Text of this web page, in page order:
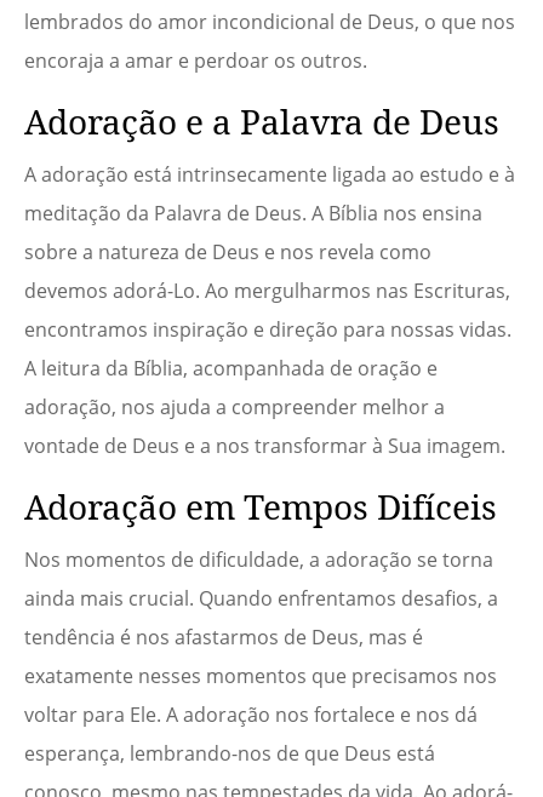
lembrados do amor incondicional de Deus, o que nos
encoraja a amar e perdoar os outros.
Adoração e a Palavra de Deus
A adoração está intrinsecamente ligada ao estudo e à
meditação da Palavra de Deus. A Bíblia nos ensina
sobre a natureza de Deus e nos revela como
devemos adorá-Lo. Ao mergulharmos nas Escrituras,
encontramos inspiração e direção para nossas vidas.
A leitura da Bíblia, acompanhada de oração e
adoração, nos ajuda a compreender melhor a
vontade de Deus e a nos transformar à Sua imagem.
Adoração em Tempos Difíceis
Nos momentos de dificuldade, a adoração se torna
ainda mais crucial. Quando enfrentamos desafios, a
tendência é nos afastarmos de Deus, mas é
exatamente nesses momentos que precisamos nos
voltar para Ele. A adoração nos fortalece e nos dá
esperança, lembrando-nos de que Deus está